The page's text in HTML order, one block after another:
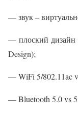
— звук –
— плоский дизайн
Design);
— WiFi 5/802.11ac
— Bluetooth 5.0 vs